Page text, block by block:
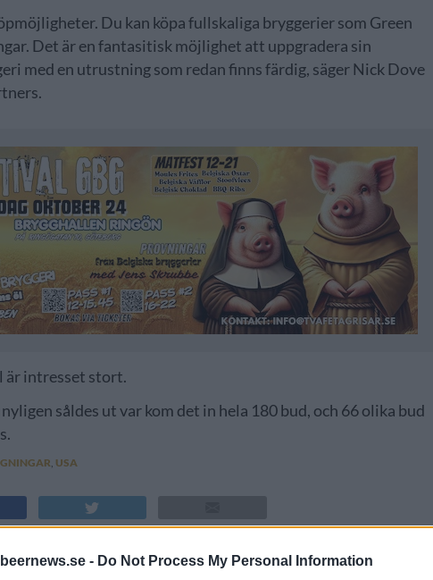
- Do Not Process My Personal Information
Du kan köpa fullskaliga bryggerier som Green
Det är en fantasitisk möjlighet att uppgradera sin
med en utrustning som redan finns färdig, säger Nick Dove
är intresset stort.
såldes ut var kom det in hela 180 bud, och 66 olika bud
, USA